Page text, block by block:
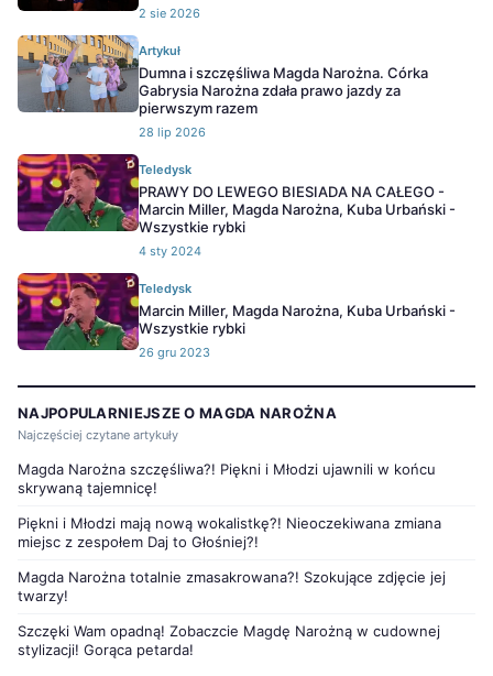
2 sie 2026
Artykuł
Dumna i szczęśliwa Magda Narożna. Córka
Gabrysia Narożna zdała prawo jazdy za
pierwszym razem
28 lip 2026
Teledysk
PRAWY DO LEWEGO BIESIADA NA CAŁEGO -
Marcin Miller, Magda Narożna, Kuba Urbański -
Wszystkie rybki
4 sty 2024
Teledysk
Marcin Miller, Magda Narożna, Kuba Urbański -
Wszystkie rybki
26 gru 2023
NAJPOPULARNIEJSZE O MAGDA NAROŻNA
Najczęściej czytane artykuły
Magda Narożna szczęśliwa?! Piękni i Młodzi ujawnili w końcu
skrywaną tajemnicę!
Piękni i Młodzi mają nową wokalistkę?! Nieoczekiwana zmiana
miejsc z zespołem Daj to Głośniej?!
Magda Narożna totalnie zmasakrowana?! Szokujące zdjęcie jej
twarzy!
Szczęki Wam opadną! Zobaczcie Magdę Narożną w cudownej
stylizacji! Gorąca petarda!